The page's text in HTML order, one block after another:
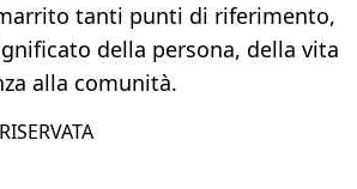
tanti punti di riferimento,
della persona, della vita
alla comunità.